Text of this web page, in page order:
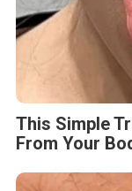
This Simple
From Your